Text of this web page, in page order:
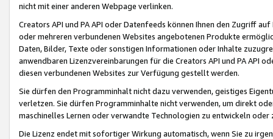
nicht mit einer anderen Webpage verlinken.
Creators API und PA API oder Datenfeeds können Ihnen den Zugriff
oder mehreren verbundenen Websites angebotenen Produkte
Daten, Bilder, Texte oder sonstigen Informationen oder Inhalte
anwendbaren Lizenzvereinbarungen für die Creators API und PA API
diesen verbundenen Websites zur Verfügung gestellt werden.
Sie dürfen den Programminhalt nicht dazu verwenden, geistiges
verletzen. Sie dürfen Programminhalte nicht verwenden, um direkt
maschinelles Lernen oder verwandte Technologien zu entwickeln
Die Lizenz endet mit sofortiger Wirkung automatisch, wenn Sie zu